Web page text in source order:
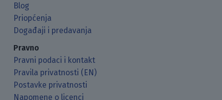
Blog
Priopćenja
Događaji i predavanja
Pravno
Pravni podaci i kontakt
Pravila privatnosti (EN)
Postavke privatnosti
Napomene o licenci